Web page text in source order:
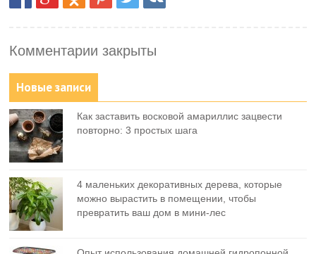
Комментарии закрыты
Новые записи
Как заставить восковой амариллис зацвести
повторно: 3 простых шага
4 маленьких декоративных дерева, которые
можно вырастить в помещении, чтобы
превратить ваш дом в мини-лес